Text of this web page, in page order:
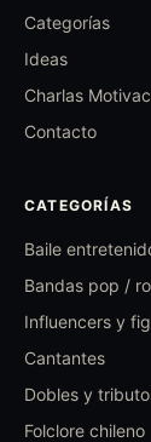
Categorías
Ideas
Charlas
Contacto
CATEGORÍAS
Baile
Bandas pop /
Influencers y
Cantantes
Dobles y
Folclore chileno